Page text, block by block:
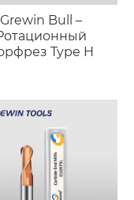
Grewin Bull –
Type H